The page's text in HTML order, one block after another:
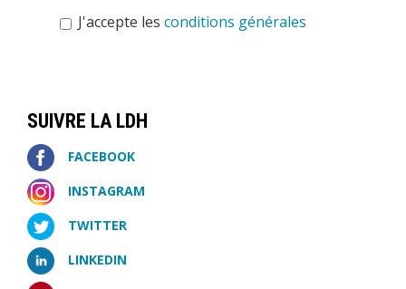
J'accepte les conditions générales
SUIVRE LA LDH
FACEBOOK
INSTAGRAM
TWITTER
LINKEDIN